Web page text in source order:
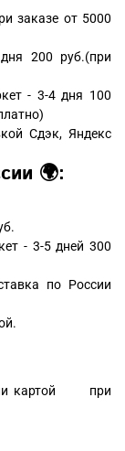
заказе от 5000
200 руб.(при
- 3-4 дня 100
Сдэк, Яндекс
🌍:
- 3-5 дней 300
по России
картой при